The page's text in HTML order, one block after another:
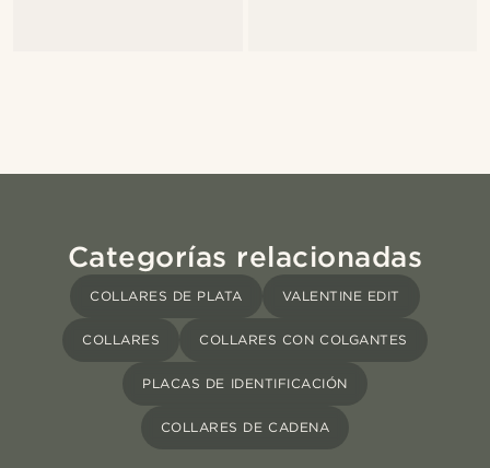
Categorías relacionadas
COLLARES DE PLATA VALENTINE EDIT
COLLARES COLLARES CON COLGANTES
PLACAS DE IDENTIFICACIÓN
COLLARES DE CADENA